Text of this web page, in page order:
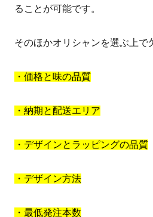
ることが可能です。
そのほかオリシャンを選ぶ上で
・価格と味の品質
・納期と配送エリア
・デザインとラッピングの品質
・デザイン方法
・最低発注本数